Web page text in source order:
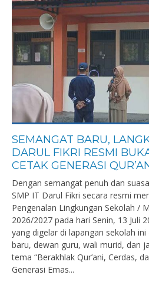
SEMANGAT BARU,
DARUL FIKRI RESMI
CETAK GENERASI
Dengan semangat penuh dan
SMP IT Darul Fikri secara resmi
Pengenalan Lingkungan Sekolah /
2026/2027 pada hari Senin, 13 Juli
yang digelar di lapangan sekolah
baru, dewan guru, wali murid, dan
tema “Berakhlak Qur’ani, Cerdas,
Generasi Emas...